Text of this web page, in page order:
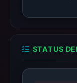
STATUS